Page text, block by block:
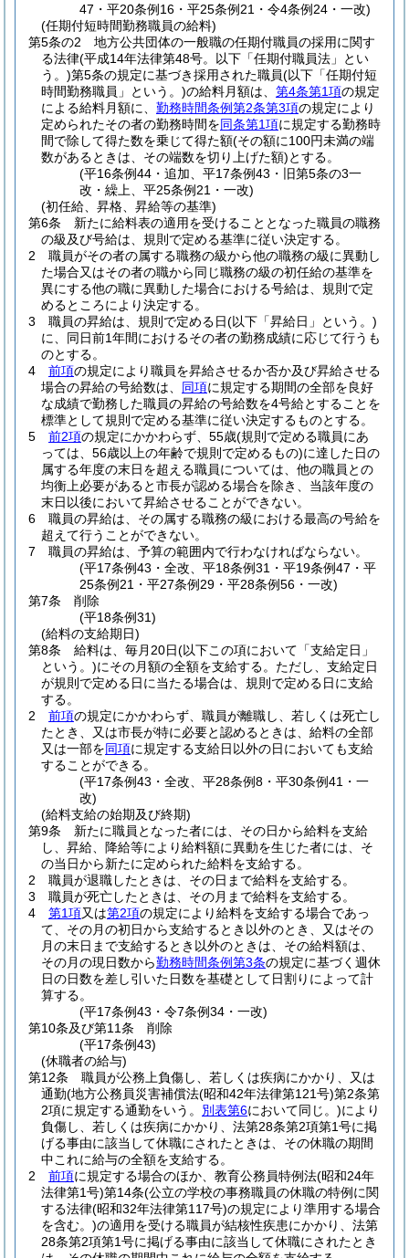
47・平20条例16・平25条例21・令4条例24・一改)
(任期付短時間勤務職員の給料)
第5条の2
地方公共団体の一般職の任期付職員の採用に関す
る法律(平成14年法律第48号。以下「任期付職員法」とい
う。)第5条の規定に基づき採用された職員(以下「任期付短
時間勤務職員」という。)の給料月額は、 第4条第1項の規定
による給料月額に、 勤務時間条例第2条第3項の規定により
定められたその者の勤務時間を同条第1項に規定する勤務時
間で除して得た数を乗じて得た額(その額に100円未満の端
数があるときは、その端数を切り上げた額)とする。
(平16条例44・追加、平17条例43・旧第5条の3一
改・繰上、平25条例21・一改)
(初任給、昇格、昇給等の基準)
第6条
新たに給料表の適用を受けることとなった職員の職務
の級及び号給は、規則で定める基準に従い決定する。
2
職員がその者の属する職務の級から他の職務の級に異動し
た場合又はその者の職から同じ職務の級の初任給の基準を
異にする他の職に異動した場合における号給は、規則で定
めるところにより決定する。
3
職員の昇給は、規則で定める日(以下「昇給日」という。)
に、同日前1年間におけるその者の勤務成績に応じて行うも
のとする。
4
前項の規定により職員を昇給させるか否か及び昇給させる
場合の昇給の号給数は、 同項に規定する期間の全部を良好
な成績で勤務した職員の昇給の号給数を4号給とすることを
標準として規則で定める基準に従い決定するものとする。
5
前2項の規定にかかわらず、55歳(規則で定める職員にあ
っては、56歳以上の年齢で規則で定めるもの)に達した日の
属する年度の末日を超える職員については、他の職員との
均衡上必要があると市長が認める場合を除き、当該年度の
末日以後において昇給させることができない。
6
職員の昇給は、その属する職務の級における最高の号給を
超えて行うことができない。
7
職員の昇給は、予算の範囲内で行わなければならない。
(平17条例43・全改、平18条例31・平19条例47・平
25条例21・平27条例29・平28条例56・一改)
第7条
削除
(平18条例31)
(給料の支給期日)
第8条
給料は、毎月20日(以下この項において「支給定日」
という。)にその月額の全額を支給する。 ただし、支給定日
が規則で定める日に当たる場合は、規則で定める日に支給
する。
2
前項の規定にかかわらず、職員が離職し、若しくは死亡し
たとき、又は市長が特に必要と認めるときは、給料の全部
又は一部を同項に規定する支給日以外の日においても支給
することができる。
(平17条例43・全改、平28条例8・平30条例41・一
改)
(給料支給の始期及び終期)
第9条
新たに職員となった者には、その日から給料を支給
し、昇給、降給等により給料額に異動を生じた者には、そ
の当日から新たに定められた給料を支給する。
2
職員が退職したときは、その日まで給料を支給する。
3
職員が死亡したときは、その月まで給料を支給する。
4
第1項又は第2項の規定により給料を支給する場合であっ
て、その月の初日から支給するとき以外のとき、又はその
月の末日まで支給するとき以外のときは、その給料額は、
その月の現日数から勤務時間条例第3条の規定に基づく週休
日の日数を差し引いた日数を基礎として日割りによって計
算する。
(平17条例43・令7条例34・一改)
第10条及び第11条
削除
(平17条例43)
(休職者の給与)
第12条
職員が公務上負傷し、若しくは疾病にかかり、又は
通勤(地方公務員災害補償法(昭和42年法律第121号)第2条第
2項に規定する通勤をいう。 別表第6において同じ。)により
負傷し、若しくは疾病にかかり、法第28条第2項第1号に掲
げる事由に該当して休職にされたときは、その休職の期間
中これに給与の全額を支給する。
2
前項に規定する場合のほか、教育公務員特例法(昭和24年
法律第1号)第14条(公立の学校の事務職員の休職の特例に関
する法律(昭和32年法律第117号)の規定により準用する場合
を含む。)の適用を受ける職員が結核性疾患にかかり、法第
28条第2項第1号に掲げる事由に該当して休職にされたとき